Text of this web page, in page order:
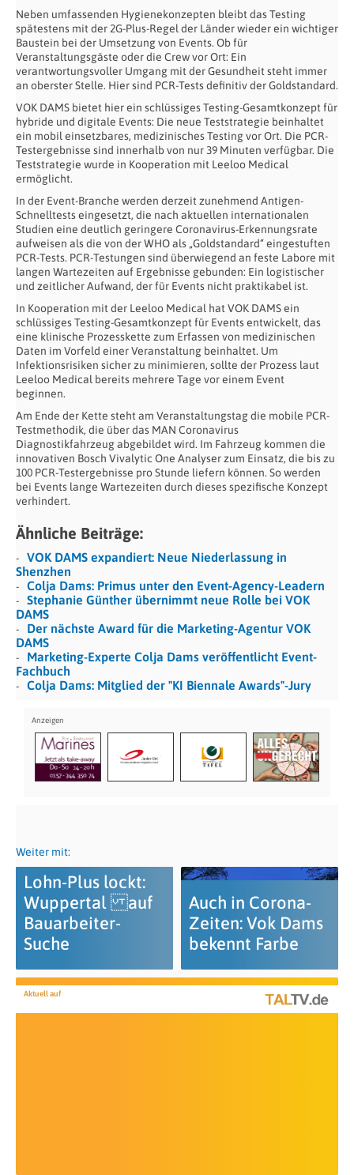
Neben umfassenden Hygienekonzepten bleibt das Testing
spätestens mit der 2G-Plus-Regel der Länder wieder ein wichtiger
Baustein bei der Umsetzung von Events. Ob für
Veranstaltungsgäste oder die Crew vor Ort: Ein
verantwortungsvoller Umgang mit der Gesundheit steht immer
an oberster Stelle. Hier sind PCR-Tests definitiv der Goldstandard.
VOK DAMS bietet hier ein schlüssiges Testing-Gesamtkonzept für
hybride und digitale Events: Die neue Teststrategie beinhaltet
ein mobil einsetzbares, medizinisches Testing vor Ort. Die PCR-
Testergebnisse sind innerhalb von nur 39 Minuten verfügbar. Die
Teststrategie wurde in Kooperation mit Leeloo Medical
ermöglicht.
In der Event-Branche werden derzeit zunehmend Antigen-
Schnelltests eingesetzt, die nach aktuellen internationalen
Studien eine deutlich geringere Coronavirus-Erkennungsrate
aufweisen als die von der WHO als „Goldstandard“ eingestuften
PCR-Tests. PCR-Testungen sind überwiegend an feste Labore mit
langen Wartezeiten auf Ergebnisse gebunden: Ein logistischer
und zeitlicher Aufwand, der für Events nicht praktikabel ist.
In Kooperation mit der Leeloo Medical hat VOK DAMS ein
schlüssiges Testing-Gesamtkonzept für Events entwickelt, das
eine klinische Prozesskette zum Erfassen von medizinischen
Daten im Vorfeld einer Veranstaltung beinhaltet. Um
Infektionsrisiken sicher zu minimieren, sollte der Prozess laut
Leeloo Medical bereits mehrere Tage vor einem Event
beginnen.
Am Ende der Kette steht am Veranstaltungstag die mobile PCR-
Testmethodik, die über das MAN Coronavirus
Diagnostikfahrzeug abgebildet wird. Im Fahrzeug kommen die
innovativen Bosch Vivalytic One Analyser zum Einsatz, die bis zu
100 PCR-Testergebnisse pro Stunde liefern können. So werden
bei Events lange Wartezeiten durch dieses spezifische Konzept
verhindert.
Ähnliche Beiträge:
VOK DAMS expandiert: Neue Niederlassung in
Shenzhen
Colja Dams: Primus unter den Event-Agency-Leadern
Stephanie Günther übernimmt neue Rolle bei VOK
DAMS
Der nächste Award für die Marketing-Agentur VOK
DAMS
Marketing-Experte Colja Dams veröffentlicht Event-
Fachbuch
Colja Dams: Mitglied der "KI Biennale Awards"-Jury
Weiter mit:
Lohn-Plus lockt:
Wuppertal auf
Bauarbeiter-
Suche
Auch in Corona-
Zeiten: Vok Dams
bekennt Farbe
Aktuell auf